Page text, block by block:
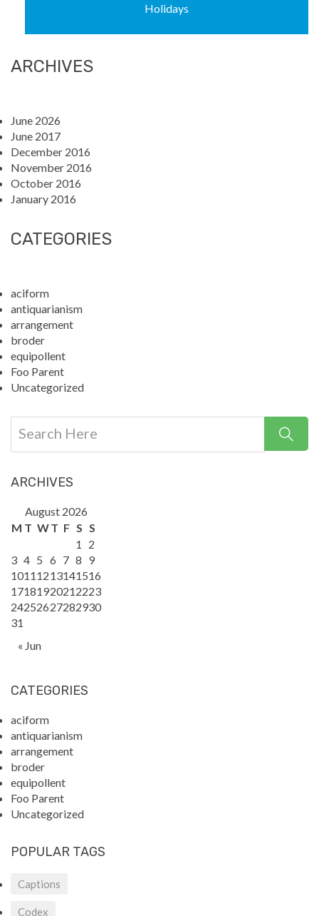
Holidays
ARCHIVES
June 2026
June 2017
December 2016
November 2016
October 2016
January 2016
CATEGORIES
aciform
antiquarianism
arrangement
broder
equipollent
Foo Parent
Uncategorized
ARCHIVES
August 2026
M T WT F S S
1
2
3 4 5 6 7 8 9
10111213141516
17181920212223
24252627282930
31
« Jun
CATEGORIES
aciform
antiquarianism
arrangement
broder
equipollent
Foo Parent
Uncategorized
POPULAR TAGS
Captions
Codex